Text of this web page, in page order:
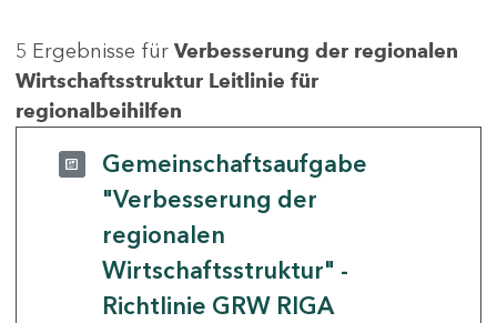
5 Ergebnisse für Verbesserung der regionalen
Wirtschaftsstruktur Leitlinie für
regionalbeihilfen
Gemeinschaftsaufgabe
"Verbesserung der
regionalen
Wirtschaftsstruktur" -
Richtlinie GRW RIGA